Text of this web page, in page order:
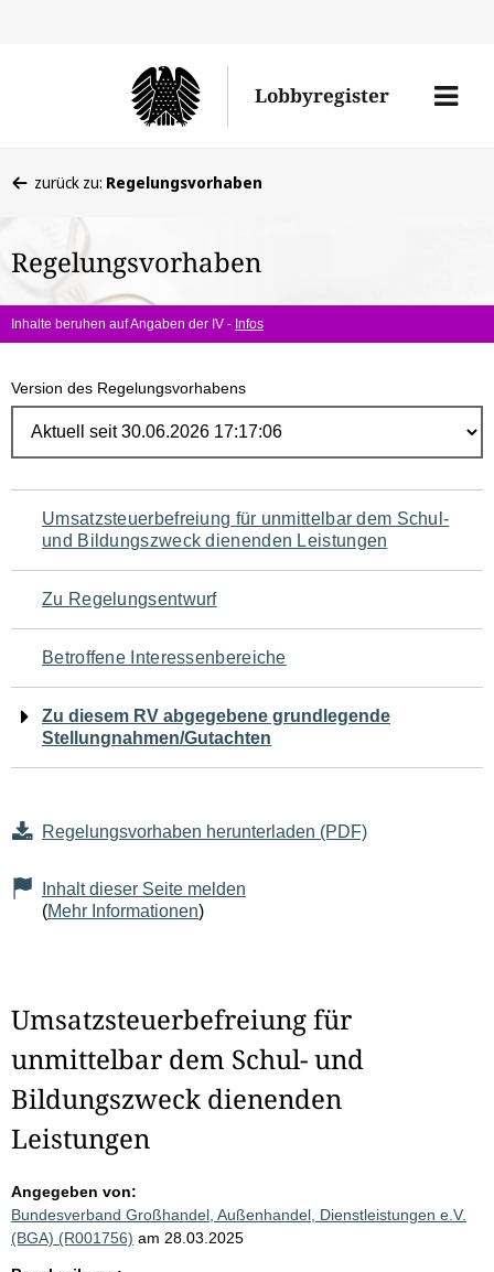
Lobbyregister
Menü
befinden
hier:
zurück zu: Regelungsvorhaben
Regelungsvorhaben
Inhalte beruhen auf Angaben der IV - Infos
Version des Regelungsvorhabens
Navigation
für
den
Seiteninhalt
Umsatzsteuerbefreiung für unmittelbar dem Schul-
und Bildungszweck dienenden Leistungen
Zu Regelungsentwurf
Betroffene Interessenbereiche
Zu diesem RV abgegebene grundlegende
Stellungnahmen/Gutachten
Regelungsvorhaben herunterladen (PDF)
Inhalt dieser Seite melden
(Mehr Informationen)
Umsatzsteuerbefreiung für
unmittelbar dem Schul- und
Bildungszweck dienenden
Leistungen
Angegeben von:
Bundesverband Großhandel, Außenhandel, Dienstleistungen e.V.
(BGA) (R001756) am 28.03.2025